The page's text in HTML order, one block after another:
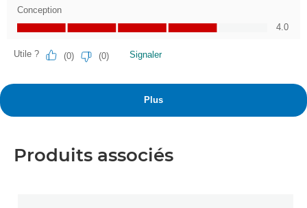
Produits associés